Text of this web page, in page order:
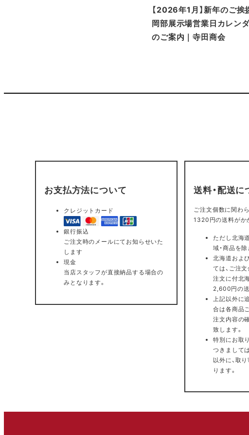
【2026年1月】新年のご挨
岡部展示場営業日カレン
のご案内｜寺田商会
お支払方法について
クレジットカード
銀行振込
ご注文時のメールにてお知らせいた
します
現金
当店スタッフが直接納品する場合の
みとなります。
送料・配送に
ご注文個数に関わ
1320円の送料がか
ただし北海
域・商品を除
北海道およ
ては、ご注
注文に付北
2,600円の送
上記以外に
合は各商品
注文内容の
致します。
特別にお取
つきまして
以外に、取
ります。